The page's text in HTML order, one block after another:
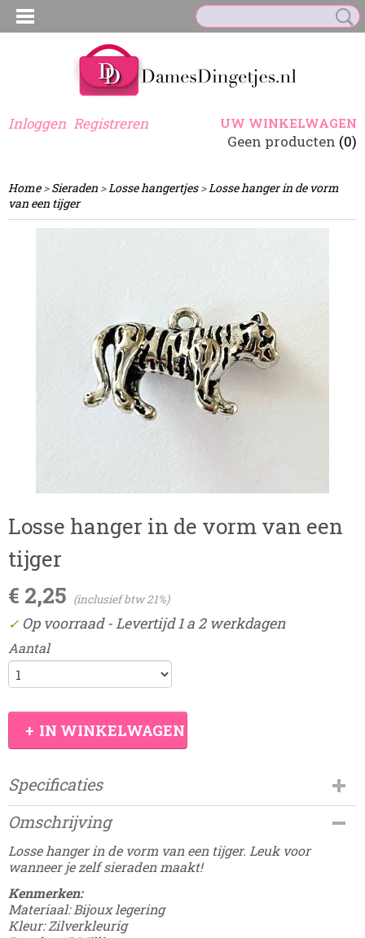
Inloggen Registreren UW WINKELWAGEN
Geen producten (0)
Home>Sieraden >Losse hangertjes>Losse hanger in de vorm
van een tijger
Losse hanger in de vorm van een
tijger
€ 2,25 (inclusief btw 21%)
✓ Op voorraad- Levertijd 1 a 2 werkdagen
Aantal
IN WINKELWAGEN
Specificaties
Productcode
Damesdingetjes-613
Omschrijving
Losse hanger in de vorm van een tijger. Leuk voor
wanneer je zelf sieraden maakt!
Kenmerken:
Materiaal: Bijoux legering
Kleur: Zilverkleurig